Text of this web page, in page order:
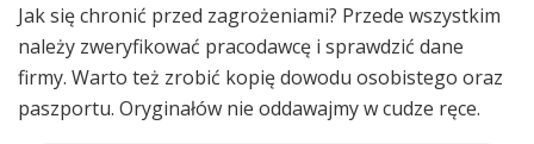
Jak się chronić przed zagrożeniami? Przede wszystkim
należy zweryfikować pracodawcę i sprawdzić dane
firmy. Warto też zrobić kopię dowodu osobistego oraz
paszportu. Oryginałów nie oddawajmy w cudze ręce.